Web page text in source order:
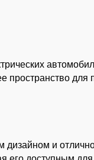
пространство
и